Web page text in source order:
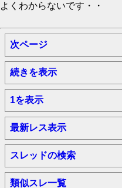
よくわからないです・・
次ページ
続きを表示
1を表示
最新レス表示
スレッドの検索
類似スレ一覧